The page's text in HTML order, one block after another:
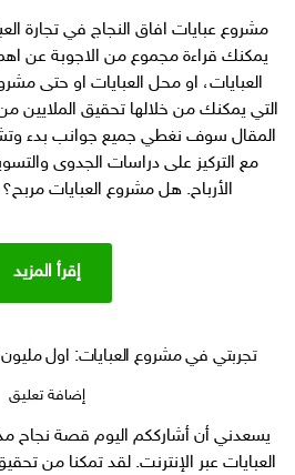
مشروع عبايات افاق النجاج في تجارة
يمكنك قراءة مجموع من الاجوبة عن
العبايات، او محل العبايات او حتى
التي يمكنك من خلالها تحقيق الملايين
المقال سوف نغطي جميع جوانب بدء
مع التركيز على دراسات الجدوى
الأرباح. هل مشروع العبايات
إقرأ المزيد
تجربتي في مشروع العبايات: اول مليون
إضافة تعليق
يسعدني أن أشارككم اليوم قصة نجاح
العبايات عبر الإنترنت. لقد تمكنا من